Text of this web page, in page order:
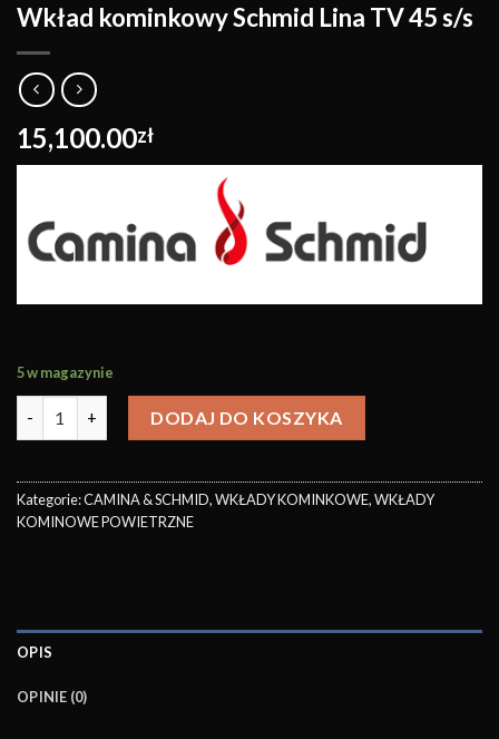
Wkład kominkowy Schmid Lina TV 45 s/s
15,100.00zł
5 w magazynie
DODAJ DO KOSZYKA
Kategorie:CAMINA & SCHMID,WKŁADY KOMINKOWE,WKŁADY
KOMINOWE POWIETRZNE
OPIS
OPINIE (0)